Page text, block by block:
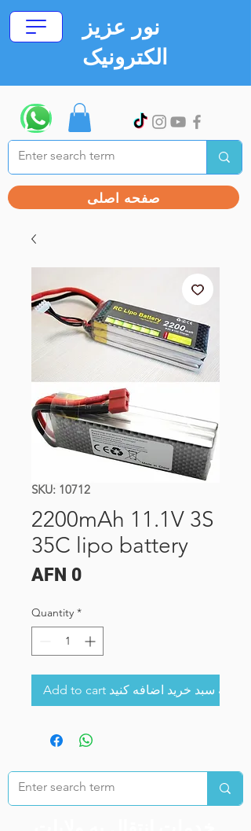
نور عزیز
الکترونیک
صفحه اصلی
SKU: 10712
2200mAh 11.1V 3S
35C lipo battery
AFN 0Price
Quantity *
Add to cart به سبد خرید اضافه کنید